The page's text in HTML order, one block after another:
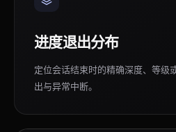
进度退出分布
定位会话结束时的精确深度、等级
出与异常中断。